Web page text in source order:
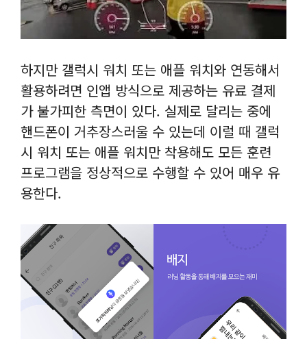
하지만 갤럭시 워치 또는 애플 워치와 연동해서
활용하려면 인앱 방식으로 제공하는 유료 결제
가 불가피한 측면이 있다. 실제로 달리는 중에
핸드폰이 거추장스러울 수 있는데 이럴 때 갤럭
시 워치 또는 애플 워치만 착용해도 모든 훈련
프로그램을 정상적으로 수행할 수 있어 매우 유
용한다.